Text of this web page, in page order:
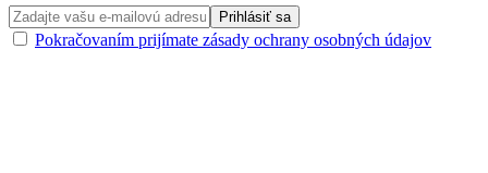
Pokračovaním prijímate zásady ochrany osobných údajov